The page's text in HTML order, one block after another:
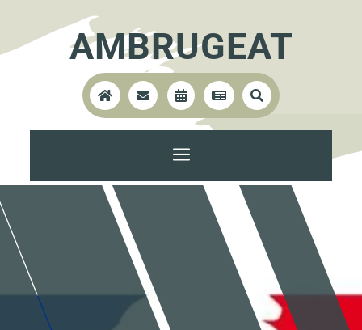
AMBRUGEAT
    
a